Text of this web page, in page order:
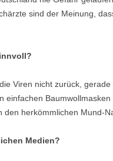
sind der Meinung,
Viren nicht zurück,
einfachen
den herkömmlichen Mund-
Medien?